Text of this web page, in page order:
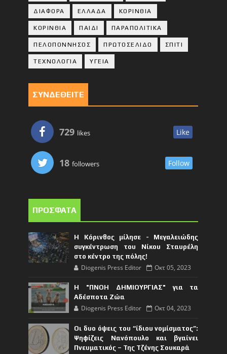
ΔΙΑΦΟΡΑ ΕΛΛΑΔΑ ΚΟΡΙΝΘΙΑ
ΚΟΡΙΝΘΙA ΠΑΙΔΙ ΠΑΡΑΠΟΛΙΤΙΚΑ
ΠΕΛΟΠΟΝΝΗΣΟΣ ΠΡΩΤΟΣΕΛΙΔΟ ΣΠΙΤΙ
ΤΕΧΝΟΛΟΓΙΑ ΥΓΕΙΑ
ΣΥΝΔΕΘΕΙΤΕ
729 likes Like
18 followers Follow
ΠΡΟΣΦΑΤΑ
Η Κόρινθος μίλησε - Μεγαλειώδης
συγκέντρωση του Νίκου Σταυρέλη
στο κέντρο της πόλης!
Diogenis Press Editor Οκτ 05, 2023
Η "ΠΝΟΗ ΔΗΜΙΟΥΡΓΙΑΣ" για τα
Αδέσποτα Ζώα
Diogenis Press Editor Οκτ 04, 2023
Οι δυο όψεις του “ίδιου νομίσματος”:
Ψηφίζεις Νανόπουλο και βγαίνει
Πνευματικός – Της Τζένης Σουκαρά